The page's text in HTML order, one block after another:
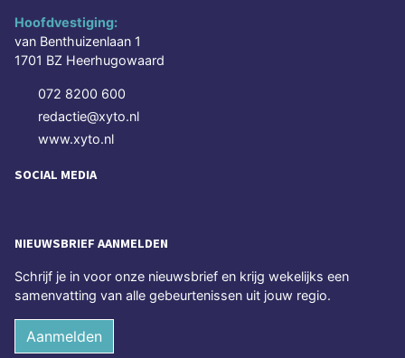
Hoofdvestiging:
van Benthuizenlaan 1
1701 BZ Heerhugowaard
072 8200 600
redactie@xyto.nl
www.xyto.nl
SOCIAL MEDIA
NIEUWSBRIEF AANMELDEN
Schrijf je in voor onze nieuwsbrief en krijg wekelijks een
samenvatting van alle gebeurtenissen uit jouw regio.
Aanmelden